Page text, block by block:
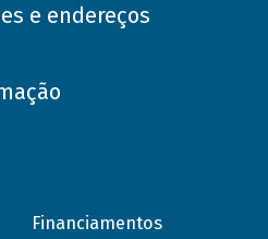
e endereços
Financiamentos